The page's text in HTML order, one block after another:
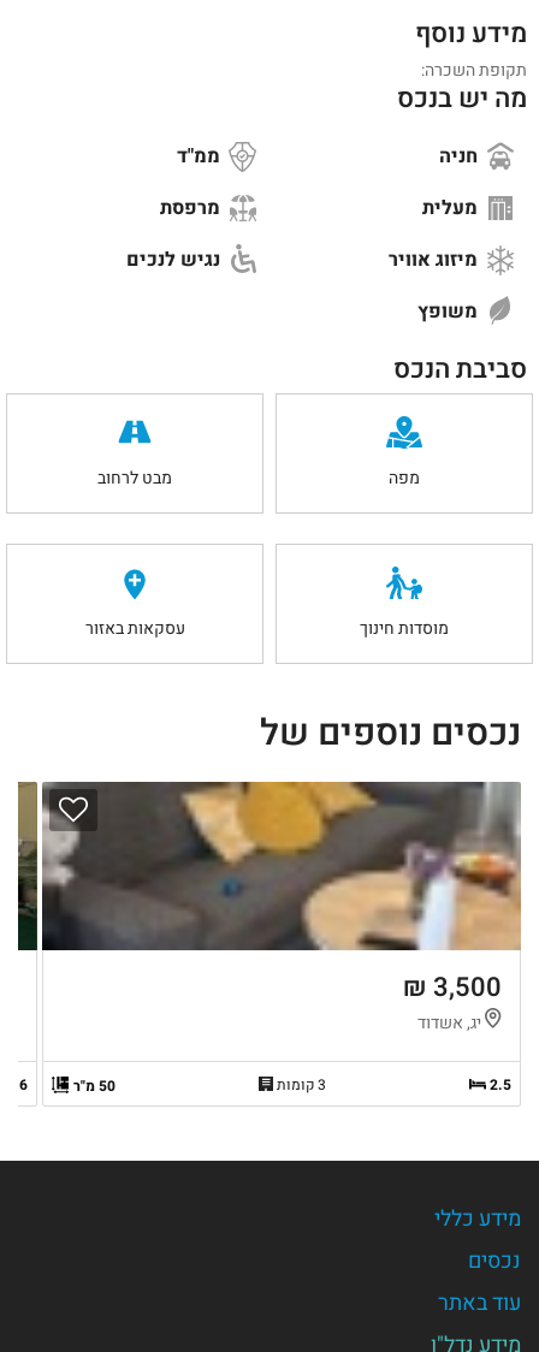
מידע נוסף
תקופת השכרה:
מה יש בנכס
חניה
ממ"ד
מעלית
מרפסת
מיזוג אוויר
נגיש לנכים
משופץ
סביבת הנכס
מפה מבט לרחוב
מוסדות חינוך עסקאות באזור
נכסים נוספים של
3,500 ₪
יג, אשדוד
2.5 3 קומות 50 מ"ר 6
מידע כללי
נכסים
עוד באתר
מידע נדל"ן